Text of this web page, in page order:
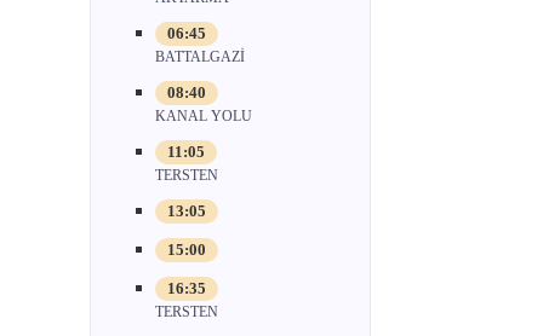
06:45
BATTALGAZİ
08:40
KANAL YOLU
11:05
TERSTEN
13:05
15:00
16:35
TERSTEN